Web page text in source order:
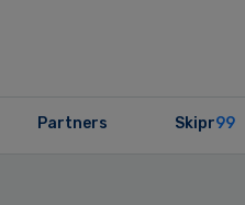
Partners Skipr99